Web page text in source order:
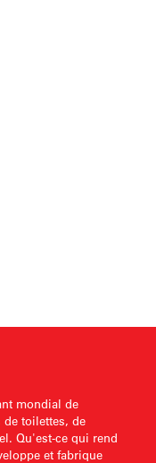
mondial de
toilettes, de
Qu'est-ce qui rend
et fabrique